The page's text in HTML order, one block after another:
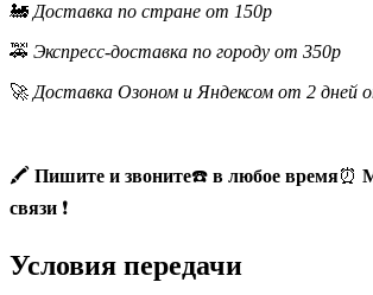
🚂 Доставка по стране от 150р
🚕 Экспресс-доставка по городу от 350р
🚀 Доставка Озоном и Яндексом от 2 дней
🖍 Пишите и звоните☎️ в любое время⏰
связи ❗
Условия передачи